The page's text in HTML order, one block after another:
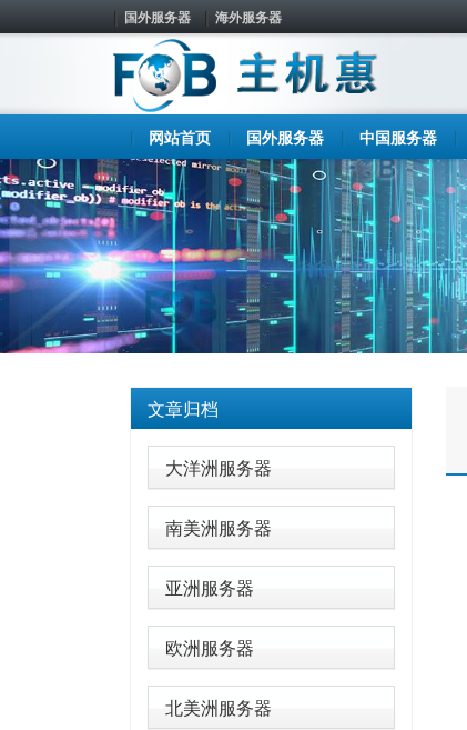
国外服务器 海外服务器
网站首页 国外服务器 中国服务器
文章归档
大洋洲服务器
南美洲服务器
亚洲服务器
欧洲服务器
北美洲服务器